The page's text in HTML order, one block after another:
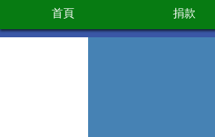
首頁 捐款